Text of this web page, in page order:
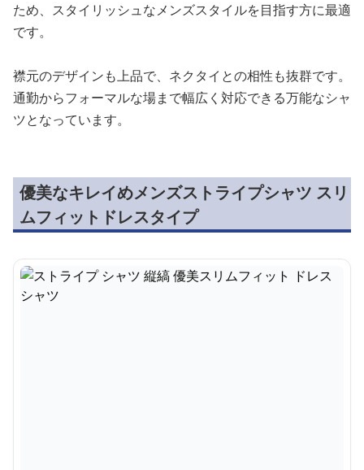
ため、スタイリッシュなメンズスタイルを目指す方に最適
です。
襟元のデザインも上品で、ネクタイとの相性も抜群です。
通勤からフォーマルな場まで幅広く対応できる万能なシャ
ツとなっています。
優美なキレイめメンズストライプシャツ スリ
ムフィットドレスタイプ